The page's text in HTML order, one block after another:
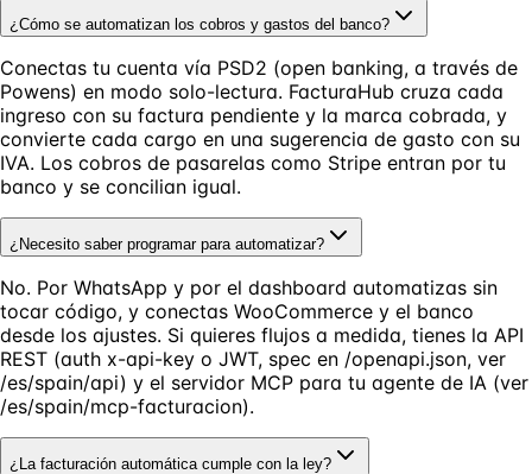
¿Cómo se automatizan los cobros y gastos del banco?
Conectas tu cuenta vía PSD2 (open banking, a través de
Powens) en modo solo-lectura. FacturaHub cruza cada
ingreso con su factura pendiente y la marca cobrada, y
convierte cada cargo en una sugerencia de gasto con su
IVA. Los cobros de pasarelas como Stripe entran por tu
banco y se concilian igual.
¿Necesito saber programar para automatizar?
No. Por WhatsApp y por el dashboard automatizas sin
tocar código, y conectas WooCommerce y el banco
desde los ajustes. Si quieres flujos a medida, tienes la API
REST (auth x-api-key o JWT, spec en /openapi.json, ver
/es/spain/api) y el servidor MCP para tu agente de IA (ver
/es/spain/mcp-facturacion).
¿La facturación automática cumple con la ley?